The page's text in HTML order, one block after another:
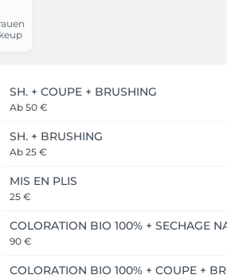
SH. + COUPE + BRUSHING
Ab 50 €
SH. + BRUSHING
Ab 25 €
MIS EN PLIS
25 €
COLORATION BIO 100% + SECHAGE
90 €
COLORATION BIO 100% + COUPE +